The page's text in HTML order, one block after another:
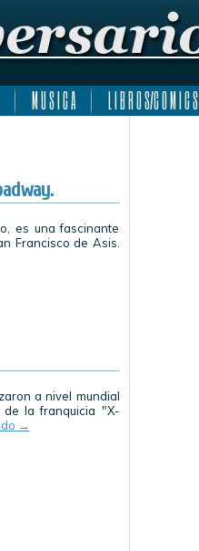
M U S I C A L I B R O S/C O M I C S
es una fascinante
Francisco de Asis.
a nivel mundial
de la franquicia "X-
→